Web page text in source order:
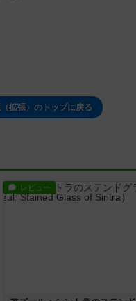
拡張）のトップに戻る
レビュー